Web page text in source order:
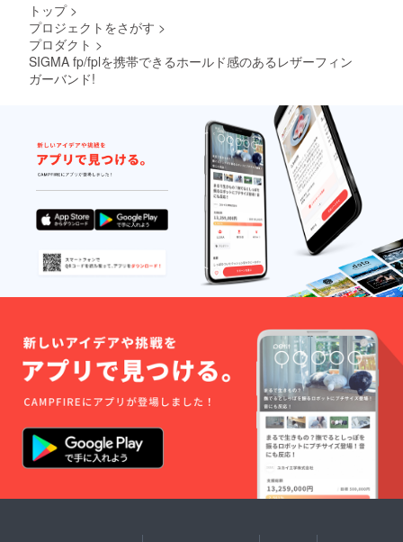
トップ >
プロジェクトをさがす >
プロダクト >
SIGMA fp/fplを携帯できるホールド感のあるレザーフィン
ガーバンド!